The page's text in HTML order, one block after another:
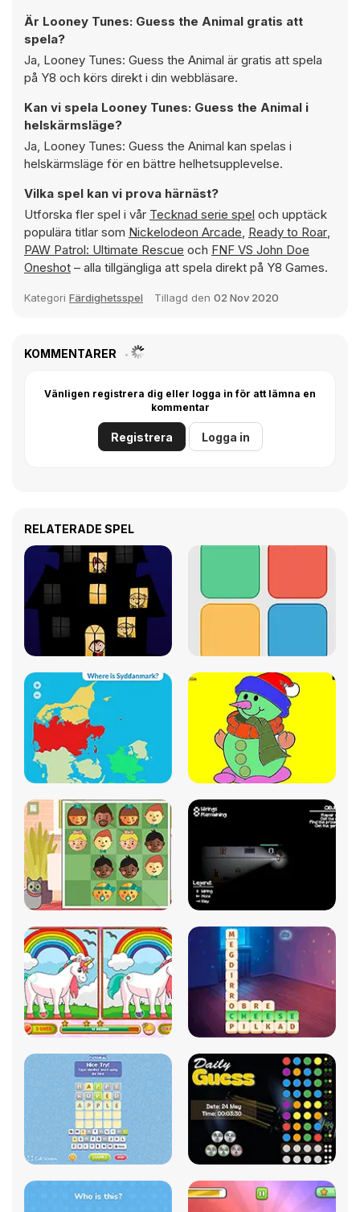
Är Looney Tunes: Guess the Animal gratis att
spela?
Ja, Looney Tunes: Guess the Animal är gratis att spela
på Y8 och körs direkt i din webbläsare.
Kan vi spela Looney Tunes: Guess the Animal i
helskärmsläge?
Ja, Looney Tunes: Guess the Animal kan spelas i
helskärmsläge för en bättre helhetsupplevelse.
Vilka spel kan vi prova härnäst?
Utforska fler spel i vår Tecknad serie spel och upptäck
populära titlar som Nickelodeon Arcade, Ready to Roar,
PAW Patrol: Ultimate Rescue och FNF VS John Doe
Oneshot – alla tillgängliga att spela direkt på Y8 Games.
Kategori Färdighetsspel Tillagd den 02 Nov 2020
KOMMENTARER
Vänligen registrera dig eller logga in för att lämna en
kommentar
Registrera Logga in
RELATERADE SPEL